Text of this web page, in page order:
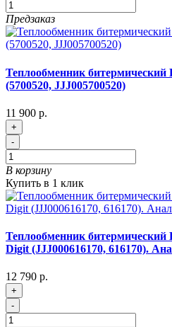
Предзаказ
Теплообменник битермический
(5700520, JJJ005700520)
11 900 р.
+
-
В корзину
Купить в 1 клик
Теплообменник
Digit (JJJ000616170, 616170).
12 790 р.
+
-